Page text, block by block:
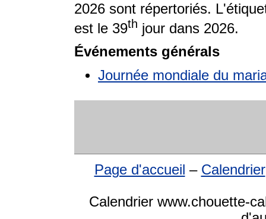
2026 sont répertoriés.
est le 39th jour dans 2026.
Événements générals
Journée mondiale du
Page d'accueil – Calendrier
Calendrier www.chouette-